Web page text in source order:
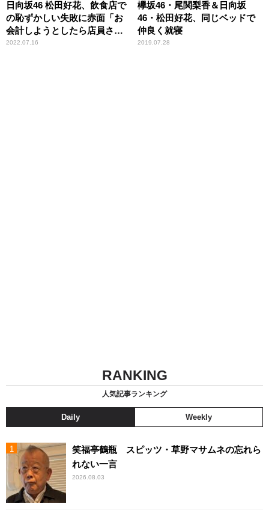
日向坂46 松田好花、飲食店で
の恥ずかしい失敗に赤面「お
会計しようとしたら店員さん
が……」
2022.07.16
欅坂46・尾関梨香＆日向坂
46・松田好花、同じベッドで
仲良く就寝
2019.07.28
RANKING
人気記事ランキング
Daily Weekly
笑福亭鶴瓶 スピッツ・草野マサムネの忘れら
れない一言
2026.08.03